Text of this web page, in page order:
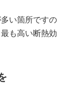
い箇所ですの
も高い断熱効